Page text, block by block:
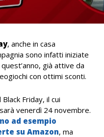
, anche in casa
sono infatti iniziate
già attive da
con ottimi sconti.
Friday, il cui
venerdì 24 novembre.
ad esempio
su Amazon, ma